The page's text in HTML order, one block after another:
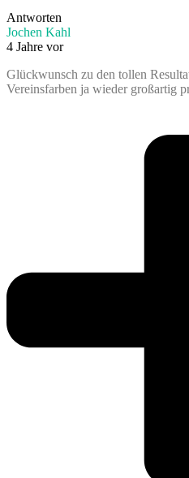
Antworten
Jochen Kahl
4 Jahre vor
Glückwunsch zu den tollen
Vereinsfarben ja wieder großartig